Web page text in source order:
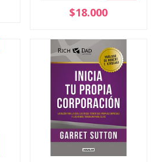
$18.000